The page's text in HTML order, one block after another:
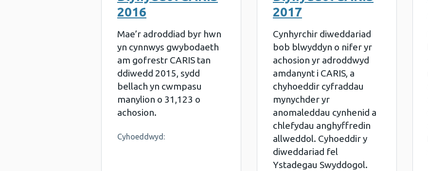
2016
Mae’r adroddiad byr hwn
yn cynnwys gwybodaeth
am gofrestr CARIS tan
ddiwedd 2015, sydd
bellach yn cwmpasu
manylion o 31,123 o
achosion.
Cyhoeddwyd:
2017
Cynhyrchir diweddariad
bob blwyddyn o nifer yr
achosion yr adroddwyd
amdanynt i CARIS, a
chyhoeddir cyfraddau
mynychder yr
anomaleddau cynhenid a
chlefydau anghyffredin
allweddol. Cyhoeddir y
diweddariad fel
Ystadegau Swyddogol.